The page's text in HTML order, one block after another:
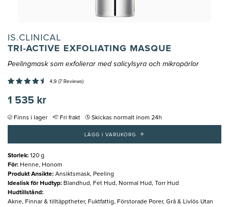
IS.CLINICAL
TRI-ACTIVE EXFOLIATING MASQUE
Peelingmask som exfolierar med salicylsyra och mikropärlor
4,9 (7 Reviews)
1 535 kr
Finns i lager Fri frakt Skickas normalt inom 24h
LÄGG I VARUKORG +
Storlek: 120 g
För: Henne, Honom
Produkt Ansikte: Ansiktsmask, Peeling
Idealisk för Hudtyp: Blandhud, Fet Hud, Normal Hud, Torr Hud
Hudtillstånd:
Akne, Finnar & tilltäpptheter, Fuktfattig, Förstorade Porer, Grå & Livlös Utan